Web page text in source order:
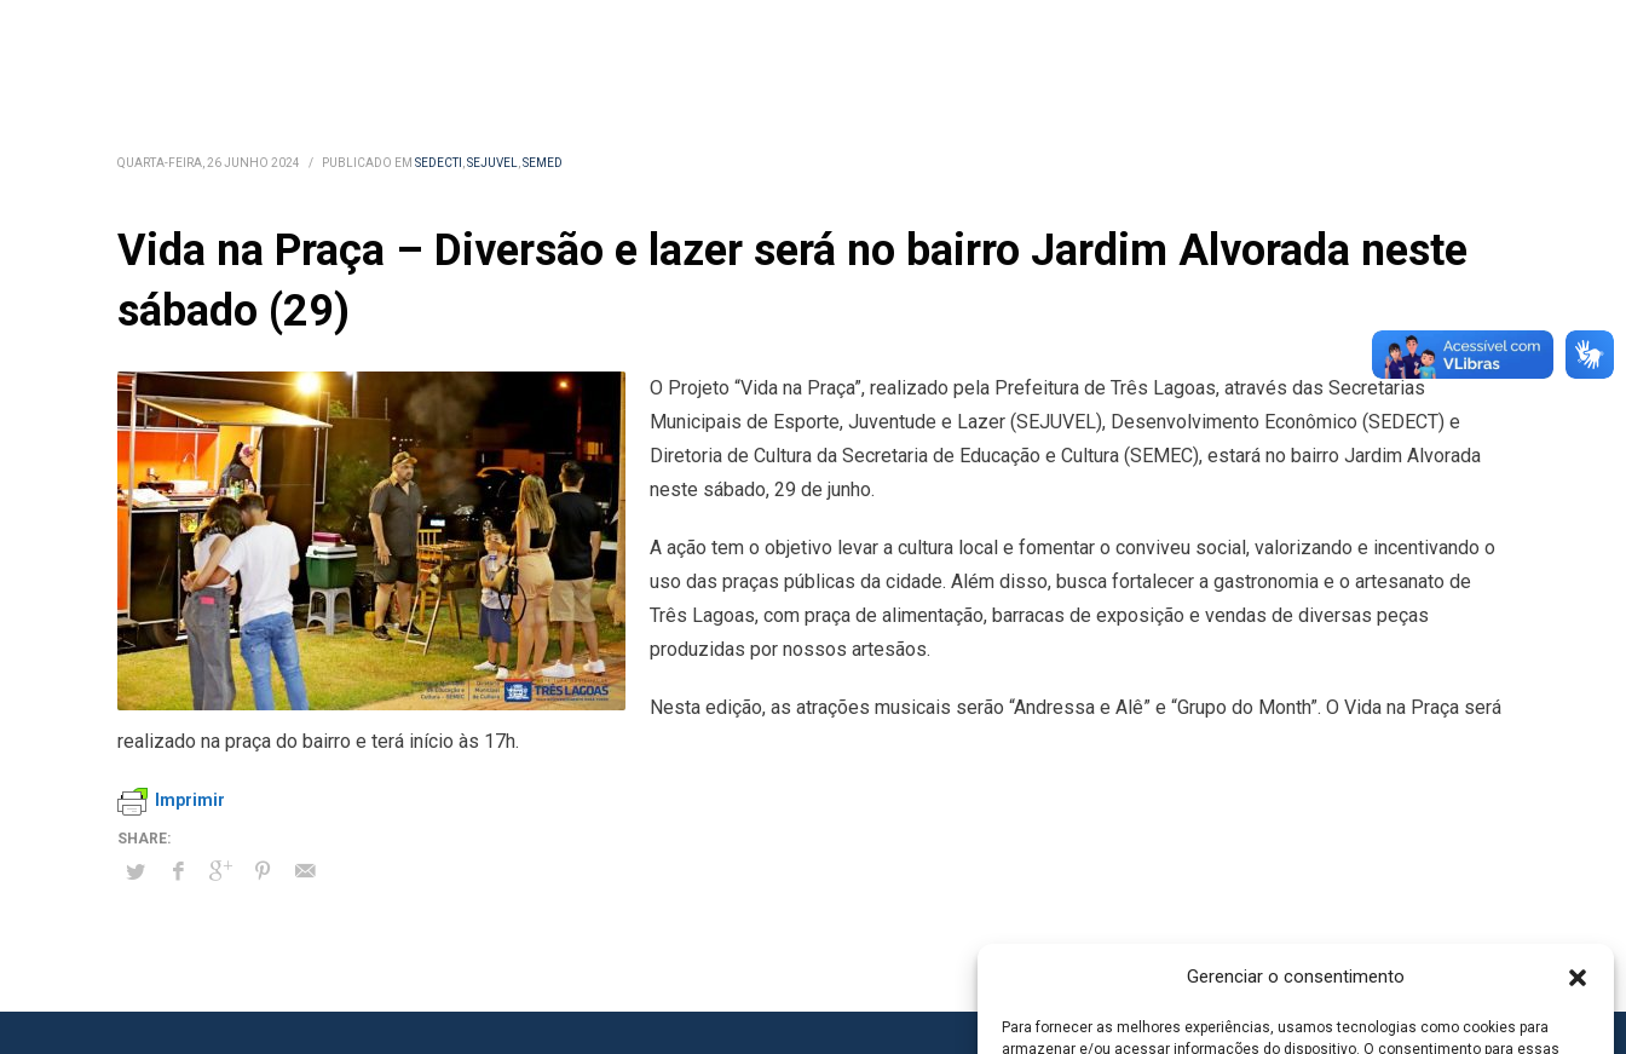
Gerenciar o consentimento
Para fornecer as melhores experiências, usamos tecnologias como cookies para
armazenar e/ou acessar informações do dispositivo. O consentimento para essas
QUARTA-FEIRA, 26 JUNHO 2024 / PUBLICADO EM SEDECTI ,SEJUVEL,SEMED
Vida na Praça – Diversão e lazer será no bairro Jardim Alvorada neste
sábado (29)
O Projeto “Vida na Praça”, realizado pela Prefeitura de Três Lagoas, através das Secretarias
Municipais de Esporte, Juventude e Lazer (SEJUVEL), Desenvolvimento Econômico (SEDECT) e
Diretoria de Cultura da Secretaria de Educação e Cultura (SEMEC), estará no bairro Jardim Alvorada
neste sábado, 29 de junho.
A ação tem o objetivo levar a cultura local e fomentar o conviveu social, valorizando e incentivando o
uso das praças públicas da cidade. Além disso, busca fortalecer a gastronomia e o artesanato de
Três Lagoas, com praça de alimentação, barracas de exposição e vendas de diversas peças
produzidas por nossos artesãos.
Nesta edição, as atrações musicais serão “Andressa e Alê” e “Grupo do Month”. O Vida na Praça será
realizado na praça do bairro e terá início às 17h.
Imprimir